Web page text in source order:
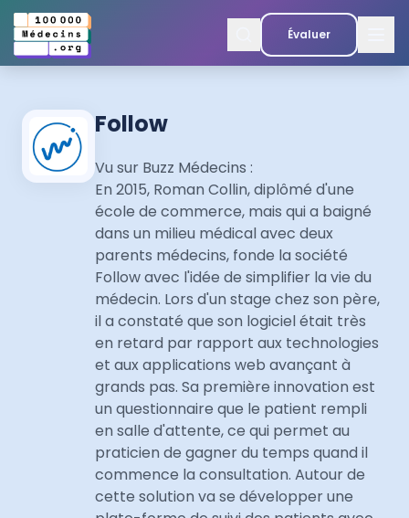
Évaluer
Follow
Vu sur Buzz Médecins :
En 2015, Roman Collin, diplômé d'une
école de commerce, mais qui a baigné
dans un milieu médical avec deux
parents médecins, fonde la société
Follow avec l'idée de simplifier la vie du
médecin. Lors d'un stage chez son père,
il a constaté que son logiciel était très
en retard par rapport aux technologies
et aux applications web avançant à
grands pas. Sa première innovation est
un questionnaire que le patient rempli
en salle d'attente, ce qui permet au
praticien de gagner du temps quand il
commence la consultation. Autour de
cette solution va se développer une